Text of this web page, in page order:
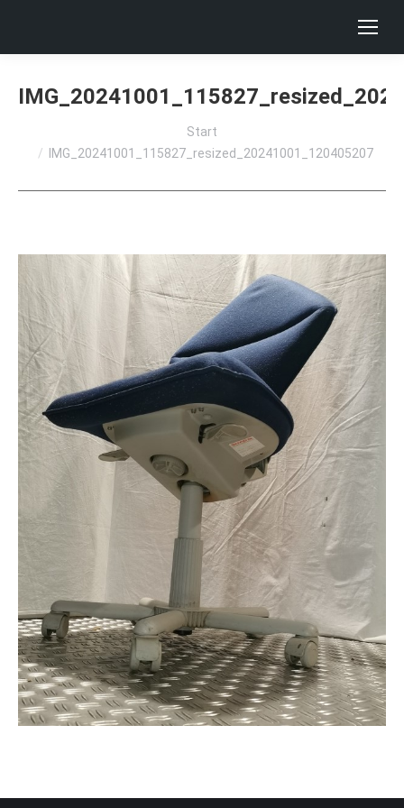
Start
IMG_20241001_115827_resized_20241001_120405207